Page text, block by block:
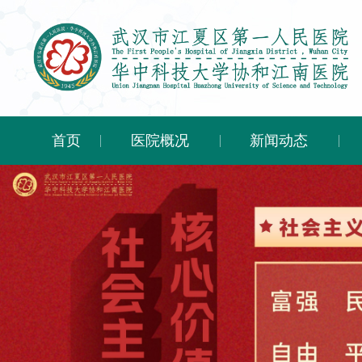
首页 医院概况 新闻动态